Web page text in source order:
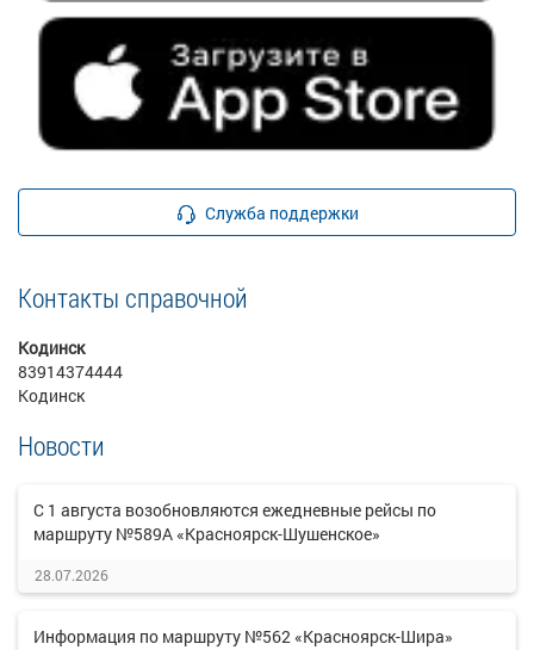
Служба поддержки
Контакты справочной
Кодинск
83914374444
Кодинск
Новости
С 1 августа возобновляются ежедневные рейсы по
маршруту №589А «Красноярск-Шушенское»
28.07.2026
Информация по маршруту №562 «Красноярск-Шира»